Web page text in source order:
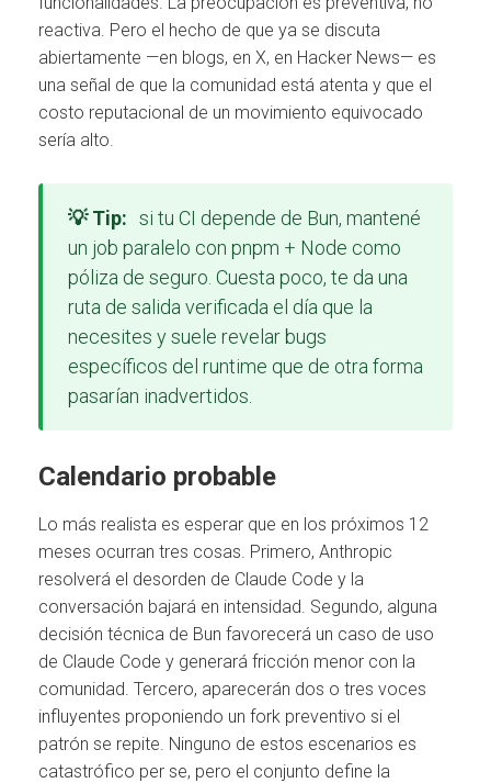
reactiva. Pero el hecho de que ya se discuta
abiertamente —en blogs, en X, en Hacker News— es
una señal de que la comunidad está atenta y que el
costo reputacional de un movimiento equivocado
sería alto.
💡 Tip: si tu CI depende de Bun, mantené
un job paralelo con pnpm + Node como
póliza de seguro. Cuesta poco, te da una
ruta de salida verificada el día que la
necesites y suele revelar bugs
específicos del runtime que de otra forma
pasarían inadvertidos.
Calendario probable
Lo más realista es esperar que en los próximos 12
meses ocurran tres cosas. Primero, Anthropic
resolverá el desorden de Claude Code y la
conversación bajará en intensidad. Segundo, alguna
decisión técnica de Bun favorecerá un caso de uso
de Claude Code y generará fricción menor con la
comunidad. Tercero, aparecerán dos o tres voces
influyentes proponiendo un fork preventivo si el
patrón se repite. Ninguno de estos escenarios es
catastrófico per se, pero el conjunto define la